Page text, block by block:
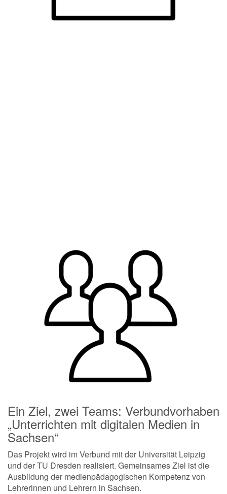
Ein Ziel, zwei Teams: Verbundvorhaben
„Unterrichten mit digitalen Medien in
Sachsen“
Das Projekt wird im Verbund mit der Universität Leipzig
und der TU Dresden realisiert. Gemeinsames Ziel ist die
Ausbildung der medienpädagogischen Kompetenz von
Lehrerinnen und Lehrern in Sachsen.